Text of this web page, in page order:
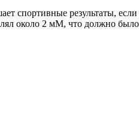
спортивные результаты,
около 2 мМ, что должно